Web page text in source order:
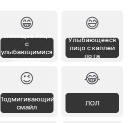
😁
с
улыбающимися
глазами
😅
Улыбающееся
лицо с каплей
пота
😉
Подмигивающий
смайл
😂
ЛОЛ